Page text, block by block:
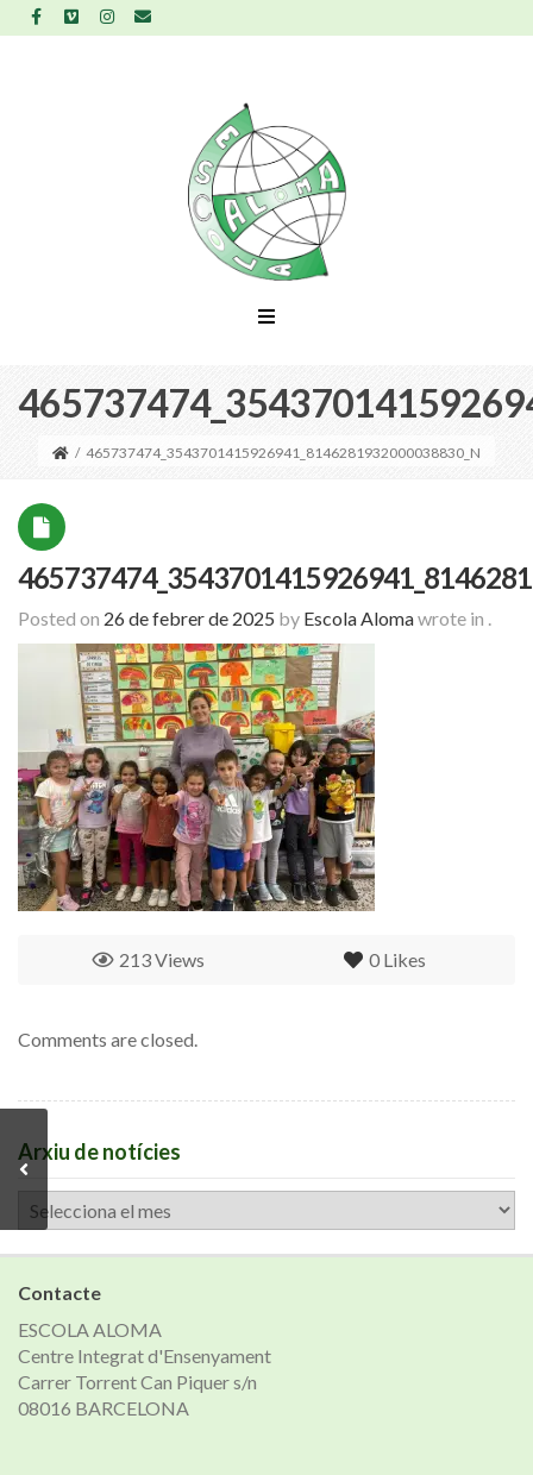
/ 465737474_3543701415926941_8146281932000038830_N
Posted on 26 de febrer de 2025 by Escola Alomawrote in .
0 Likes
213 Views
Comments are closed.
Arxiu de notícies
Arxiu
de
notícies
Contacte
ESCOLA ALOMA
Centre Integrat d'Ensenyament
Carrer Torrent Can Piquer s/n
08016 BARCELONA